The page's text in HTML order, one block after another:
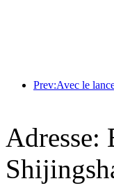
Adresse: